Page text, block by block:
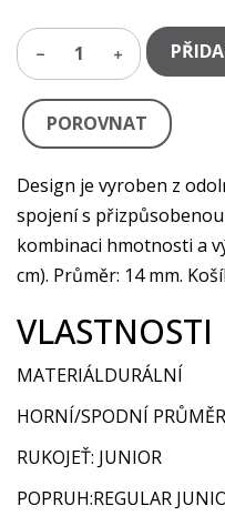
1
POROVNAT
Design je vyroben z
spojení s
kombinaci hmotnosti a
cm). Průměr: 14 mm.
VLASTNOSTI
MATERIÁLDURÁLNÍ
HORNÍ/SPODNÍ
RUKOJEŤ: JUNIOR
POPRUH:REGULAR